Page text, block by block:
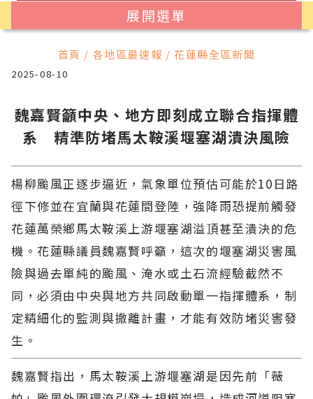
展開選單
首頁 / 各地區最速報 / 花蓮縣全區新聞
2025-08-10
魏嘉賢籲中央、地方即刻成立聯合指揮體
系 精準防堵馬太鞍溪堰塞湖潰決風險
楊柳颱風正逐步逼近，氣象單位預估可能於10日路
徑下修並在宜蘭與花蓮間登陸，強降雨恐提前觸發
花蓮萬榮鄉馬太鞍溪上游堰塞湖溢頂甚至潰決的危
機。花蓮縣議員魏嘉賢呼籲，這次的堰塞湖災害風
險與過去單純的颱風、淹水或土石流經驗截然不
同，必須由中央與地方共同啟動單一指揮體系，制
定精細化的監測與撤離計畫，才能有效防堵災害發
生。
魏嘉賢指出，馬太鞍溪上游堰塞湖是因先前「薇